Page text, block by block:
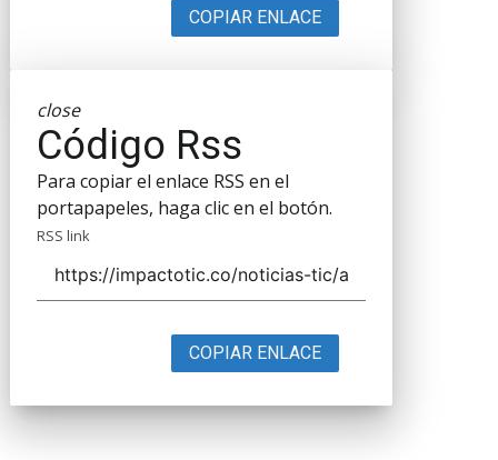
COPIAR ENLACE
close
Código Rss
Para copiar el enlace RSS en el
portapapeles, haga clic en el botón.
RSS link
COPIAR ENLACE